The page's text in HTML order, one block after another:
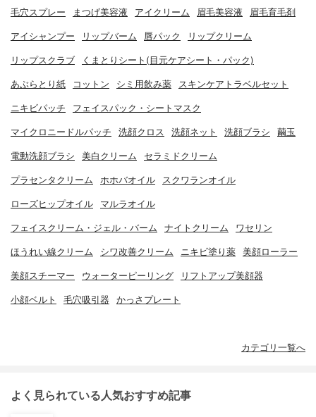
毛穴スプレー まつげ美容液 アイクリーム 眉毛美容液 眉毛育毛剤
アイシャンプー リップバーム 唇パック リップクリーム
リップスクラブ くまとりシート(目元ケアシート・パック)
あぶらとり紙 コットン シミ用飲み薬 スキンケアトラベルセット
ニキビパッチ フェイスパック・シートマスク
マイクロニードルパッチ 洗顔クロス 洗顔ネット 洗顔ブラシ 繭玉
電動洗顔ブラシ 美白クリーム セラミドクリーム
プラセンタクリーム ホホバオイル スクワランオイル
ローズヒップオイル マルラオイル
フェイスクリーム・ジェル・バーム ナイトクリーム ワセリン
ほうれい線クリーム シワ改善クリーム ニキビ塗り薬 美顔ローラー
美顔スチーマー ウォーターピーリング リフトアップ美顔器
小顔ベルト 毛穴吸引器 かっさプレート
カテゴリ一覧へ
よく見られている人気おすすめ記事